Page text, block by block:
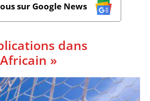
sur Google News
dans
»